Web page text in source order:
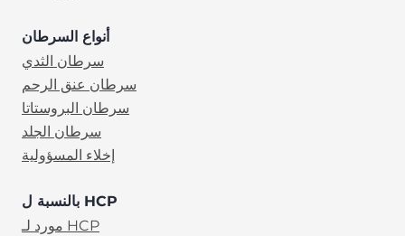
أنواع السرطان
سرطان الثدي
سرطان عنق الرحم
سرطان البروستاتا
سرطان الجلد
إخلاء المسؤولية
بالنسبة ل HCP
مورد لـ HCP